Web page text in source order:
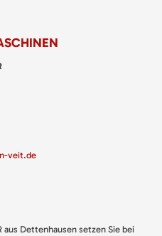
veit.de
aus Dettenhausen setzen Sie bei